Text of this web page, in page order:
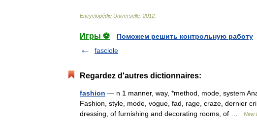
Encyclopédie Universelle 2012
Игры ⚽
Поможем решить контрольную работу
fasciole
Regardez d'autres dictionnaires:
fashion — n 1 manner, way, *method, mode, system
Fashion, style, mode, vogue, fad, rage, craze, dernier
dressing, of furnishing and decorating rooms, of …
New